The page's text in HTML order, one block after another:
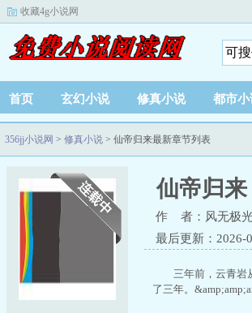
收藏4g小说网
首页 玄幻小说 修真小说 都市小
356jj小说网 > 修真小说 > 仙帝归来最新章节列表
仙帝归来
作 者：风无极
最后更新：2026-
三年前，云青岩
了三年。